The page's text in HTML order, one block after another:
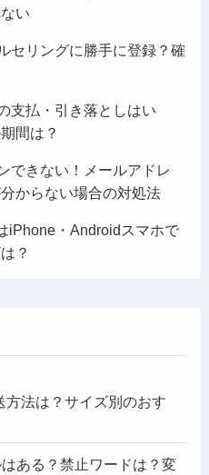
い
セリングに勝手に登録？確
支払・引き落としはい
間は？
できない！メールアドレ
からない場合の対処法
iPhone・Androidスマホで
？
方法は？サイズ別のおす
ある？禁止ワードは？変